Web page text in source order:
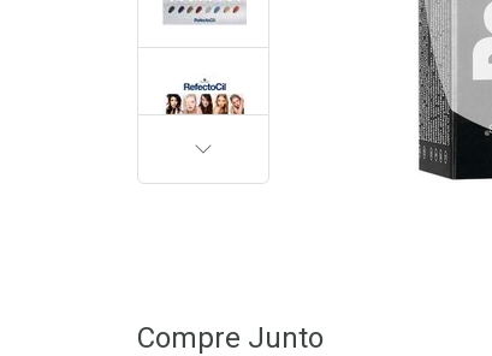
PRÓXIMA
Compre Junto